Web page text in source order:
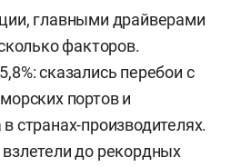
главными драйверами
факторов.
сказались перебои с
портов и
странах-производителях.
до рекордных